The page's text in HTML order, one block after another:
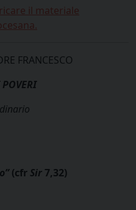
il materiale
FRANCESCO
(cfr Sir 7,32)